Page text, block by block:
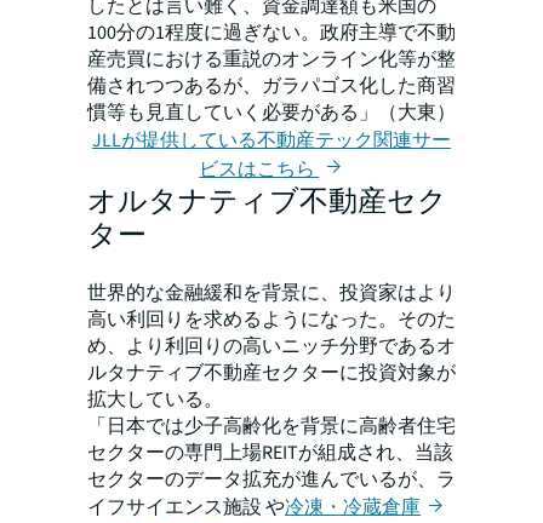
したとは言い難く、資金調達額も米国の
100分の1程度に過ぎない。政府主導で不動
産売買における重説のオンライン化等が整
備されつつあるが、ガラパゴス化した商習
慣等も見直していく必要がある」（大東）
JLLが提供している不動産テック関連サー
ビスはこちら
オルタナティブ不動産セク
ター
世界的な金融緩和を背景に、投資家はより
高い利回りを求めるようになった。そのた
め、より利回りの高いニッチ分野であるオ
ルタナティブ不動産セクターに投資対象が
拡大している。
「日本では少子高齢化を背景に高齢者住宅
セクターの専門上場REITが組成され、当該
セクターのデータ拡充が進んでいるが、ラ
イフサイエンス施設 や冷凍・冷蔵倉庫